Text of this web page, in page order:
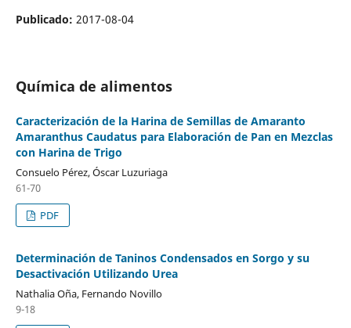
Publicado: 2017-08-04
Química de alimentos
Caracterización de la Harina de Semillas de Amaranto
Amaranthus Caudatus para Elaboración de Pan en Mezclas
con Harina de Trigo
Consuelo Pérez, Óscar Luzuriaga
61-70
PDF
Determinación de Taninos Condensados en Sorgo y su
Desactivación Utilizando Urea
Nathalia Oña, Fernando Novillo
9-18